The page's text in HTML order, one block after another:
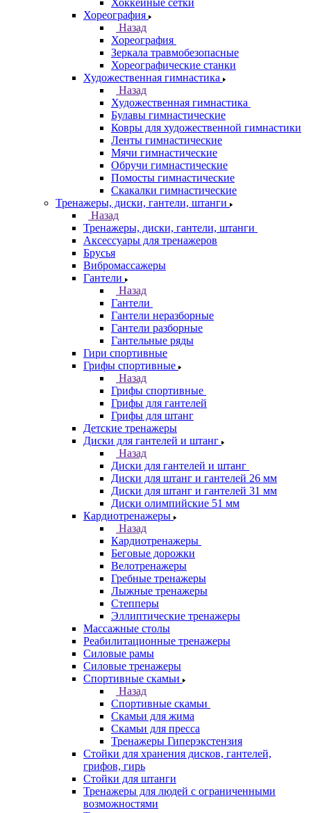
Хоккейные сетки
Хореография
Назад
Хореография
Зеркала травмобезопасные
Хореографические станки
Художественная гимнастика
Назад
Художественная гимнастика
Булавы гимнастические
Ковры для художественной гимнастики
Ленты гимнастические
Мячи гимнастические
Обручи гимнастические
Помосты гимнастические
Скакалки гимнастические
Тренажеры, диски, гантели, штанги
Назад
Тренажеры, диски, гантели, штанги
Аксессуары для тренажеров
Брусья
Вибромассажеры
Гантели
Назад
Гантели
Гантели неразборные
Гантели разборные
Гантельные ряды
Гири спортивные
Грифы спортивные
Назад
Грифы спортивные
Грифы для гантелей
Грифы для штанг
Детские тренажеры
Диски для гантелей и штанг
Назад
Диски для гантелей и штанг
Диски для штанг и гантелей 26 мм
Диски для штанг и гантелей 31 мм
Диски олимпийские 51 мм
Кардиотренажеры
Назад
Кардиотренажеры
Беговые дорожки
Велотренажеры
Гребные тренажеры
Лыжные тренажеры
Степперы
Эллиптические тренажеры
Массажные столы
Реабилитационные тренажеры
Силовые рамы
Силовые тренажеры
Спортивные скамьи
Назад
Спортивные скамьи
Скамьи для жима
Скамьи для пресса
Тренажеры Гиперэкстензия
Стойки для хранения дисков, гантелей,
грифов, гирь
Стойки для штанги
Тренажеры для людей с ограниченными
возможностями